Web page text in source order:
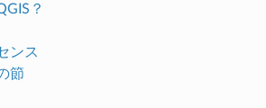
？
ンス
節